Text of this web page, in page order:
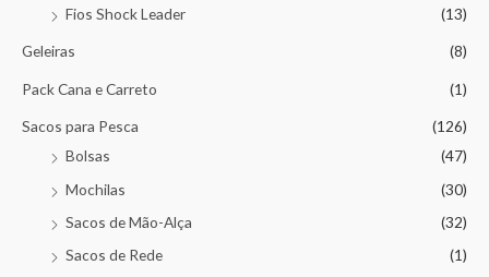
Fios Shock Leader
(13)
Geleiras (8)
Pack Cana e Carreto (1)
Sacos para Pesca
(126)
Bolsas
(47)
Mochilas
(30)
Sacos de Mão-Alça
(32)
Sacos de Rede
(1)